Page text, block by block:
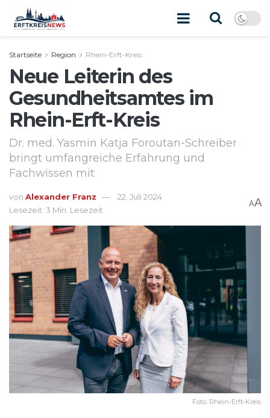
Startseite Region Rhein-Erft-Kreis
Neue Leiterin des
Gesundheitsamtes im
Rhein-Erft-Kreis
Dr. med. Yasmin Katja Foroutan-Schreiber
bringt umfangreiche Erfahrung und
Fachwissen mit
von Alexander Franz
22. Juli 2024
Lesezeit: 3 Min. Lesezeit
AA
Foto: Rhein-Erft-Kreis